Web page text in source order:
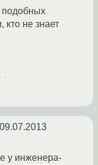
подобных
кто не знает
09.07.2013
у инженера-